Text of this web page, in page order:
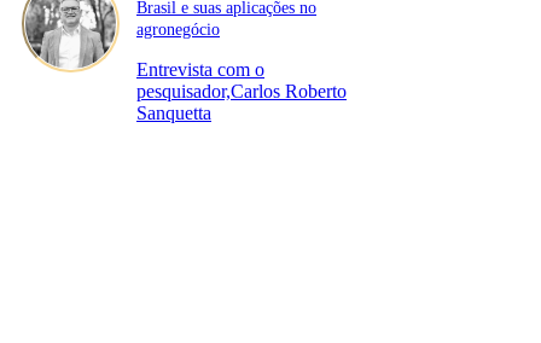
Brasil e suas aplicações no
agronegócio
Entrevista com o
pesquisador,Carlos Roberto
Sanquetta